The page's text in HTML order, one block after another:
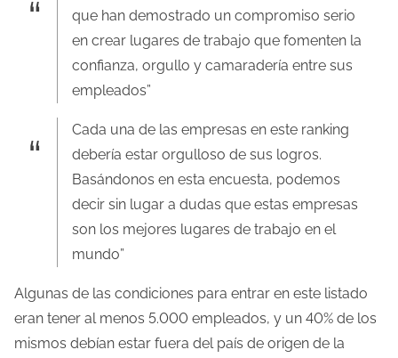
que han demostrado un compromiso serio
en crear lugares de trabajo que fomenten la
confianza, orgullo y camaradería entre sus
empleados”
Cada una de las empresas en este ranking
debería estar orgulloso de sus logros.
Basándonos en esta encuesta, podemos
decir sin lugar a dudas que estas empresas
son los mejores lugares de trabajo en el
mundo”
Algunas de las condiciones para entrar en este listado
eran tener al menos 5.000 empleados, y un 40% de los
mismos debían estar fuera del país de origen de la